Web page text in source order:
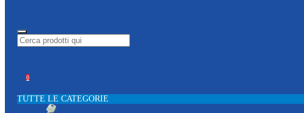
0
TUTTE LE CATEGORIE